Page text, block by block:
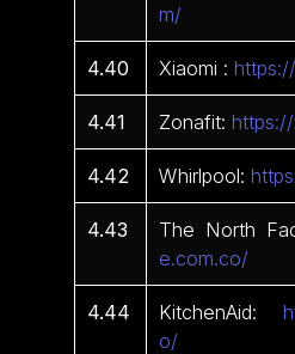
m/
4.40 Xiaomi :
4.41 Zonafit:
4.42 Whirlpool:
4.43 The North
e.com.co/
4.44 KitchenAid:
o/